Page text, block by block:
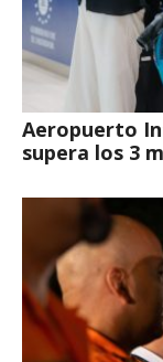
Aeropuerto
supera los 3